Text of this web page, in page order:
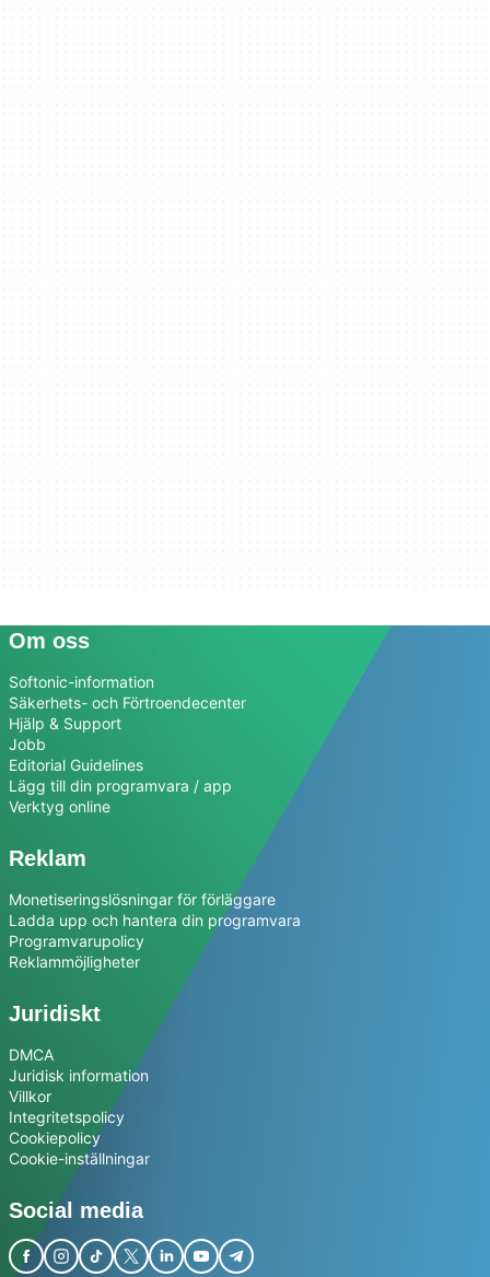
Om oss
Softonic-information
Säkerhets- och Förtroendecenter
Hjälp & Support
Jobb
Editorial Guidelines
Lägg till din programvara / app
Verktyg online
Reklam
Monetiseringslösningar för förläggare
Ladda upp och hantera din programvara
Programvarupolicy
Reklammöjligheter
Juridiskt
DMCA
Juridisk information
Villkor
Integritetspolicy
Cookiepolicy
Cookie-inställningar
Social media